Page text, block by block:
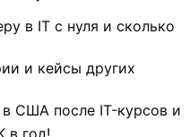
в IT с нуля и сколько
и кейсы других
США после IT-курсов и
в год!